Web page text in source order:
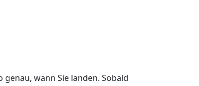
wann Sie landen. Sobald